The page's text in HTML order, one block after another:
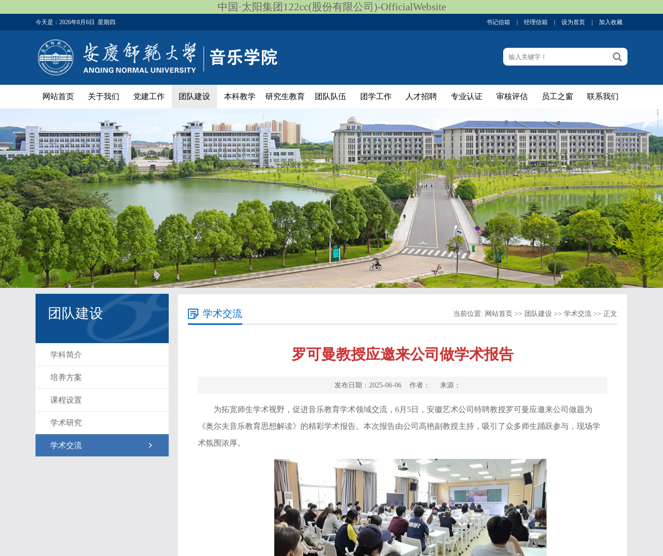
中国·太阳集团122cc(股份有限公司)-OfficialWebsite
今天是： 2026年8月6日 星期四 书记信箱 经理信箱 设为首页 加入收藏
网站首页 关于我们 党建工作 团队建设 本科教学 研究生教育 团队队伍 团学工作 人才招聘 专业认证 审核评估 员工之窗 联系我们
团队建设
学科简介
培养方案
课程设置
学术研究
学术交流
学术交流 当前位置: 网站首页 >> 团队建设 >> 学术交流 >> 正文
罗可曼教授应邀来公司做学术报告
发布日期：2025-06-06 作者： 来源：
为拓宽师生学术视野，促进音乐教育学术领域交流，6月5日，安徽艺术公司特聘教授罗可曼应邀来公司做题为
《奥尔夫音乐教育思想解读》的精彩学术报告。本次报告由公司高艳副教授主持，吸引了众多师生踊跃参与，现场学
术氛围浓厚。